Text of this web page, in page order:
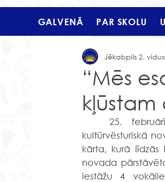
GALVENĀ PAR SKOLU
“Mēs
kļūstam
Jēkabpils 2.
kultūrvēsturiskā
kārta, kurā līdzās
novada
iestāžu 4